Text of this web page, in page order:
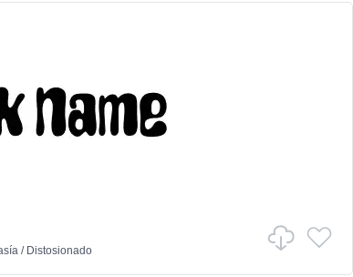
/ Distosionado